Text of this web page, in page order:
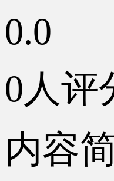
0.0
0人评
内容